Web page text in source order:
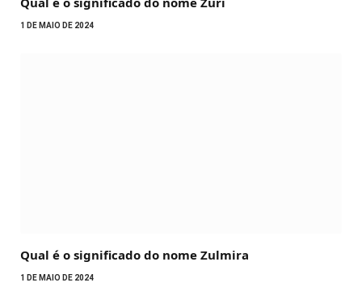
1 DE MAIO DE 2024
Qual é o significado do nome Zulmira
1 DE MAIO DE 2024